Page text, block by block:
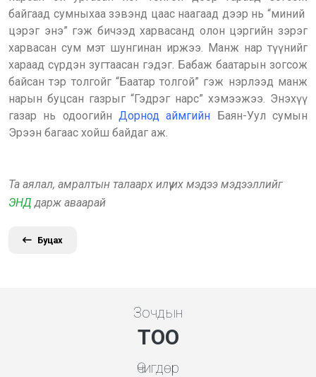
байгаад сумныхаа зэвэнд цаас наагаад дээр нь “миний
цэрэг энэ” гэж бичээд харвасанд олон цэргийн зэрэг
харвасан сум мэт шунгинан иржээ. Манж нар түүнийг
хараад сүрдэн зугтаасан гэдэг. Бабаж баатарын зогсож
байсан тэр толгойг “Баатар толгой” гэж нэрлээд манж
нарын буцсан газрыг “Гэдрэг нарс” хэмээжээ. Энэхүү
газар нь одоогийн Дорнод аймгийн Баян-Уул сумын
Эрээн багаас хойш байдаг аж.
Та аялал, амралтын талаарх илүү их мэдээ мэдээллийг
ЭНД дарж аваарай
Буцах
Зочдын
ТОО
Өчигдөр